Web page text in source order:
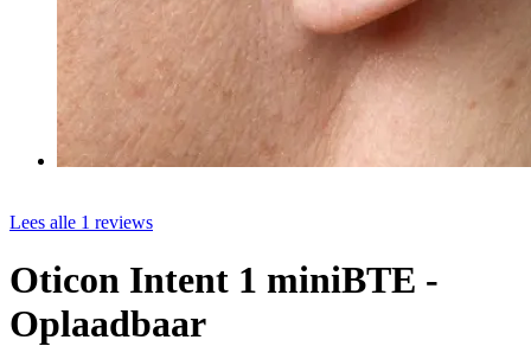
Lees alle 1 reviews
Oticon Intent 1 miniBTE -
Oplaadbaar